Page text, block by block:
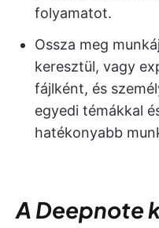
folyamatot.
Ossza meg
keresztül, vagy
fájlként, és
egyedi témákkal
hatékonyabb
A Deepnote